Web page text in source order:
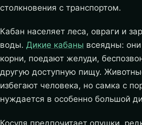
столкновения с транспортом.
Кабан населяет леса, овраги и
воды. Дикие кабаны всеядны:
корни, поедают желуди,
другую доступную пищу.
избегают человека, но самка с
нуждается в особенно большой
Косуля предпочитает опушки,